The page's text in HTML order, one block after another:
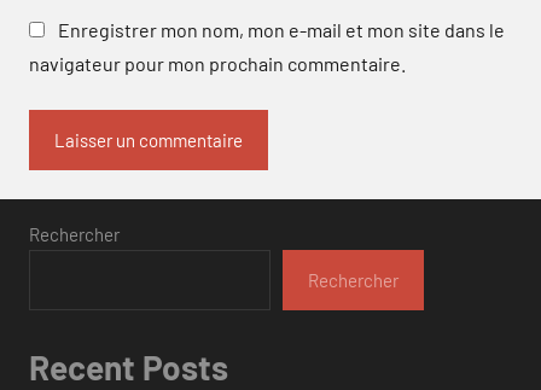
Enregistrer mon nom, mon e-mail et mon site dans le
navigateur pour mon prochain commentaire.
Rechercher
Rechercher
Recent Posts